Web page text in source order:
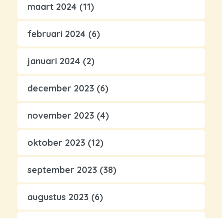
maart 2024 (11)
februari 2024 (6)
januari 2024 (2)
december 2023 (6)
november 2023 (4)
oktober 2023 (12)
september 2023 (38)
augustus 2023 (6)